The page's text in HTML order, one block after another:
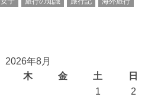
2026年8月
木 金 土
日
1
2